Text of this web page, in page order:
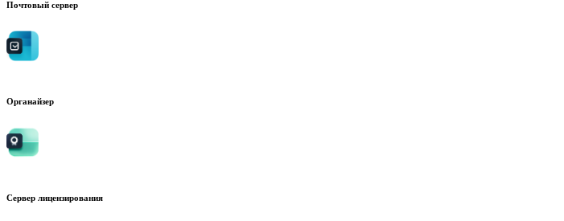
Почтовый сервер
Органайзер
Сервер лицензирования